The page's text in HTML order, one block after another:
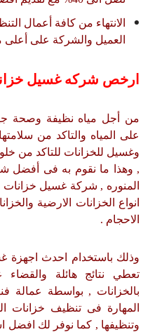
الانتهاء من كافة أعمال
العميل والشركة على
ارخص شركه غسيل
من أجل مياه نظيفة وصحة
على المياه والتاكد من
وغسيل للخزانات للتاكد من
, وهذا ما نقوم به فى أفضل
المنوره , شركة غسيل
انواع الخزانات الارضية
الاحجام .
وذلك باستخدام احدث اجهزة
تعطي نتائج هائلة
بالخزانات , بواسطة عمالة
المهارة فى تنظيف خزانات
وتنظيفها , كما نوفر لك افضل